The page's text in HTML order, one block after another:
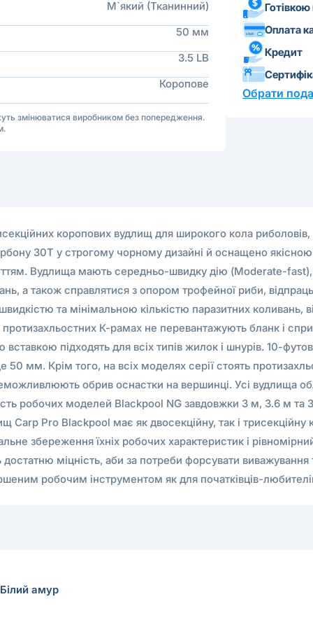
М`який (Тканинний)
50 мм
3.5 LB
Коропове
змінюватися виробником без попередження.
Оплата
Кредит
Обрати
коропових вудлищ для широкого кола риболовів,
30Т у строгому чорному дизайні й оснащено
Вудлища мають середньо-швидку дію (Moderate-
а також справлятися з опором трофейної риби,
та мінімальною кількістю паразитних
протизахльостних К-рамах не перевантажують бланк і
підходять для всіх типів жилок і шнурів. 10-
мм. Крім того, на всіх моделях серії стоять
обрив оснастки на вершинці. Усі вудлища
робочих моделей Blackpool NG завдовжки 3 м, 3.6 м та
Carp Pro Blackpool має як двосекційну, так і
збереження їхніх робочих характеристик і
міцність, аби за потреби форсувати
робочим інструментом як для початківців-
Білий амур